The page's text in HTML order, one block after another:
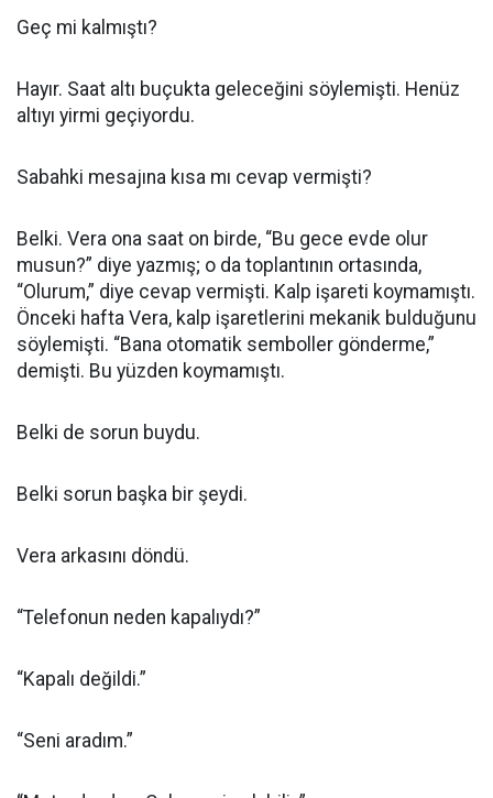
Geç mi kalmıştı?
Hayır. Saat altı buçukta geleceğini söylemişti. Henüz
altıyı yirmi geçiyordu.
Sabahki mesajına kısa mı cevap vermişti?
Belki. Vera ona saat on birde, “Bu gece evde olur
musun?” diye yazmış; o da toplantının ortasında,
“Olurum,” diye cevap vermişti. Kalp işareti koymamıştı.
Önceki hafta Vera, kalp işaretlerini mekanik bulduğunu
söylemişti. “Bana otomatik semboller gönderme,”
demişti. Bu yüzden koymamıştı.
Belki de sorun buydu.
Belki sorun başka bir şeydi.
Vera arkasını döndü.
“Telefonun neden kapalıydı?”
“Kapalı değildi.”
“Seni aradım.”